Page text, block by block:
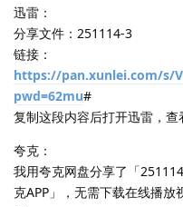
迅雷：
分享文件：251114-3
链接：
https://pan.xunlei.com/s/
pwd=62mu#
复制这段内容后打开迅雷，查
夸克：
我用夸克网盘分享了「
克APP」，无需下载在线播